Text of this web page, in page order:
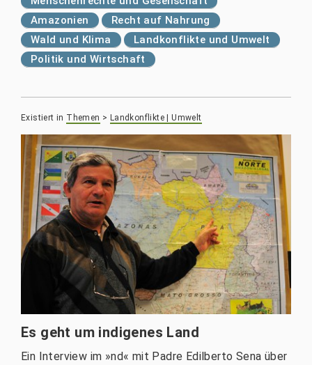
Amazonien
Recht auf Nahrung
Wald und Klima
Landkonflikte und Umwelt
Politik und Wirtschaft
Existiert in Themen > Landkonflikte | Umwelt
Es geht um indigenes Land
Ein Interview im »nd« mit Padre Edilberto Sena über